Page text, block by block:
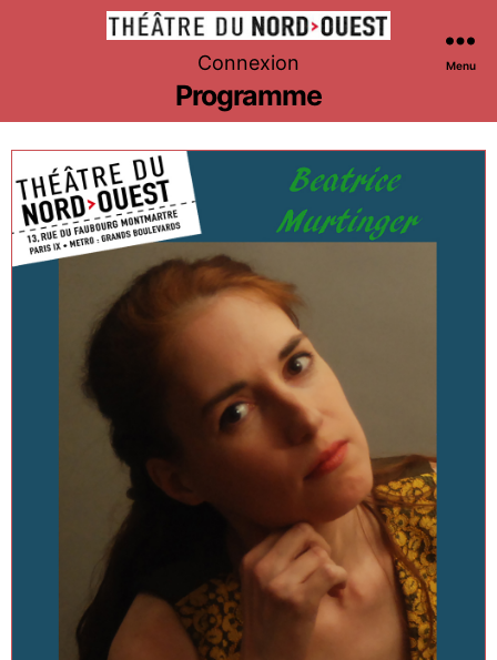
Théâtre
du
Nord-
Ouest
Connexion Menu
Programme